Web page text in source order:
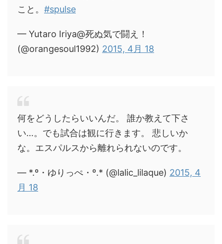
こと。 #spulse
— Yutaro Iriya@死ぬ気で闘え！
(@orangesoul1992) 2015, 4月 18
何をどうしたらいいんだ。 誰か教えて下さ
い…。でも試合は観に行きます。 悲しいか
な。エスパルスから離れられないのです。
— *.º・ゆりっぺ・º.* (@lalic_lilaque) 2015, 4
月 18